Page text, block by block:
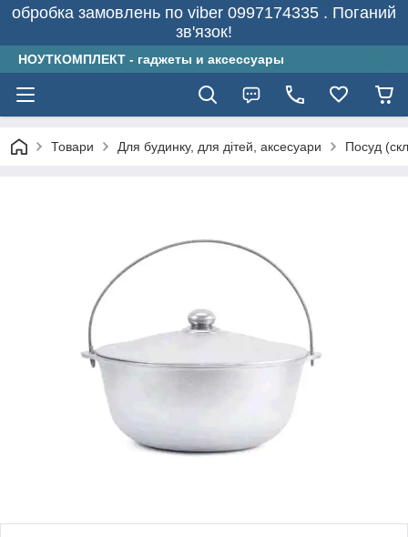
обробка замовлень по viber 0997174335 . Поганий
зв'язок!
НОУТКОМПЛЕКТ - гаджеты и аксессуары
Товари Для будинку, для дітей, аксесуари Посуд